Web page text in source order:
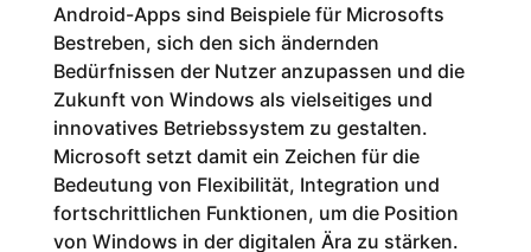
Android-Apps sind Beispiele für Microsofts
Bestreben, sich den sich ändernden
Bedürfnissen der Nutzer anzupassen und die
Zukunft von Windows als vielseitiges und
innovatives Betriebssystem zu gestalten.
Microsoft setzt damit ein Zeichen für die
Bedeutung von Flexibilität, Integration und
fortschrittlichen Funktionen, um die Position
von Windows in der digitalen Ära zu stärken.